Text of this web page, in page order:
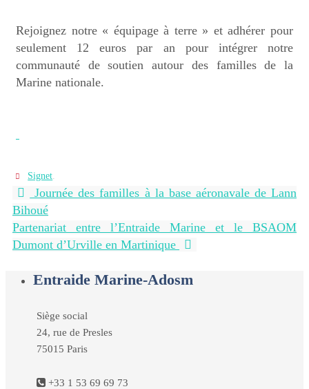
Rejoignez notre « équipage à terre » et adhérer pour
seulement 12 euros par an pour intégrer notre
communauté de soutien autour des familles de la
Marine nationale.
Signet.
Journée des familles à la base aéronavale de Lann
Bihoué
Partenariat entre l’Entraide Marine et le BSAOM
Dumont d’Urville en Martinique
Entraide Marine-Adosm
Siège social
24, rue de Presles
75015 Paris
+33 1 53 69 69 73